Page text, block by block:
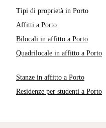
Tipi di proprietà in Porto
Affitti a Porto
Bilocali in affitto a Porto
Quadrilocale in affitto a Porto
Stanze in affitto a Porto
Residenze per studenti a Porto